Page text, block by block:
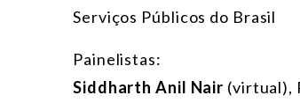
Serviços Públicos do Brasil
Painelistas:
Siddharth Anil Nair (virtual),